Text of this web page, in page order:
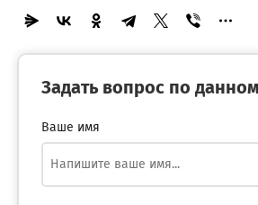
Задать вопрос по
Ваше имя